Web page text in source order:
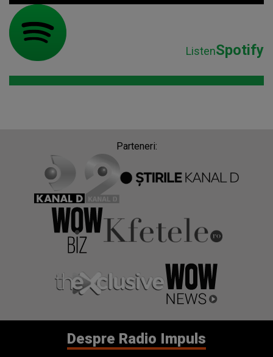
ListenSpotify
Parteneri:
Despre Radio Impuls